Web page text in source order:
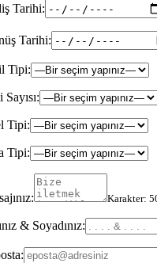
Tarihi:
Tarihi:
Tipi:
Tipi:
Tipi:
Karakter:
& Soyadınız: